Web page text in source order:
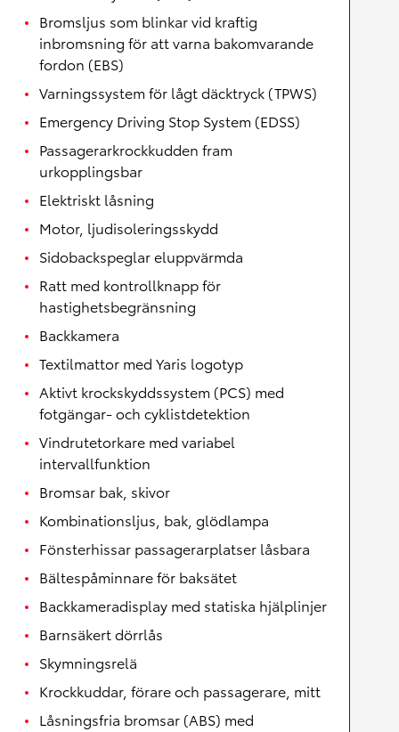
Bromsljus som blinkar vid kraftig
inbromsning för att varna bakomvarande
fordon (EBS)
Varningssystem för lågt däcktryck (TPWS)
Emergency Driving Stop System (EDSS)
Passagerarkrockkudden fram
urkopplingsbar
Elektriskt låsning
Motor, ljudisoleringsskydd
Sidobackspeglar eluppvärmda
Ratt med kontrollknapp för
hastighetsbegränsning
Backkamera
Textilmattor med Yaris logotyp
Aktivt krockskyddssystem (PCS) med
fotgängar- och cyklistdetektion
Vindrutetorkare med variabel
intervallfunktion
Bromsar bak, skivor
Kombinationsljus, bak, glödlampa
Fönsterhissar passagerarplatser låsbara
Bältespåminnare för baksätet
Backkameradisplay med statiska hjälplinjer
Barnsäkert dörrlås
Skymningsrelä
Krockkuddar, förare och passagerare, mitt
Låsningsfria bromsar (ABS) med